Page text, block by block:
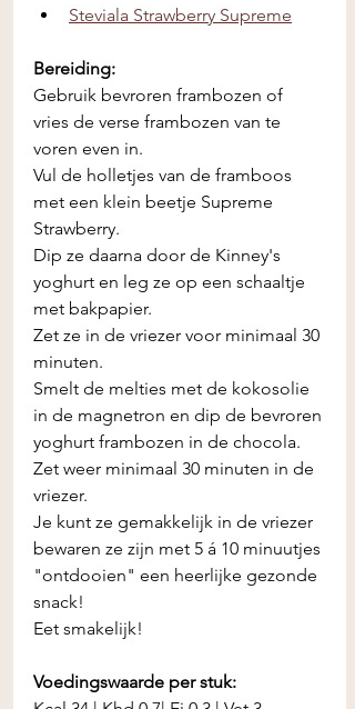
Steviala Strawberry Supreme
Bereiding:
Gebruik bevroren frambozen of
vries de verse frambozen van te
voren even in.
Vul de holletjes van de framboos
met een klein beetje Supreme
Strawberry.
Dip ze daarna door de Kinney's
yoghurt en leg ze op een schaaltje
met bakpapier.
Zet ze in de vriezer voor minimaal 30
minuten.
Smelt de melties met de kokosolie
in de magnetron en dip de bevroren
yoghurt frambozen in de chocola.
Zet weer minimaal 30 minuten in de
vriezer.
Je kunt ze gemakkelijk in de vriezer
bewaren ze zijn met 5 á 10 minuutjes
"ontdooien" een heerlijke gezonde
snack!
Eet smakelijk!
Voedingswaarde per stuk: